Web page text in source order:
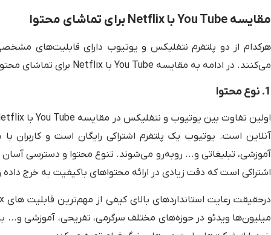
مقایسه You Tube با Netflix برای تماشای محتوا
هرکدام از دو پلتفرم نتفلیکس و یوتیوب دارای قابلیت‌های
می‌کنند. در ادامه به مقایسه You Tube با Netflix برای تماشای محتوا می‌پردازیم.
1. نوع محتوا
آنلاین است. یوتیوب یک پلتفرم اشتراکی رایگان است و کاربران با
آموزشی، تبلیغاتی و... روبه‌رو می‌شوند. تنوع محتوا و دسترسی
اشتراکی است که دقت زیادی در ارائه محتواهای باکیفیت به خرج
میلیون‌ها ویدئو در حوزه‌های مختلف سرگرمی، تفریحی، آموزشی